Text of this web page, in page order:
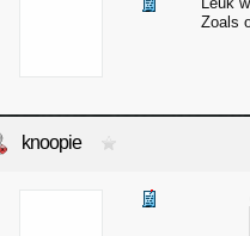
Zoals
knoopie